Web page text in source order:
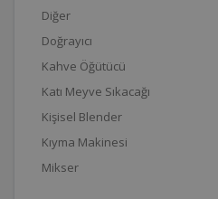
Diğer
Doğrayıcı
Kahve Öğütücü
Katı Meyve Sıkacağı
Kişisel Blender
Kıyma Makinesi
Mikser